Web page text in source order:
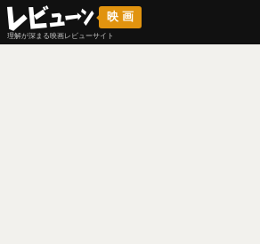
映画
理解が深まる映画レビューサイト